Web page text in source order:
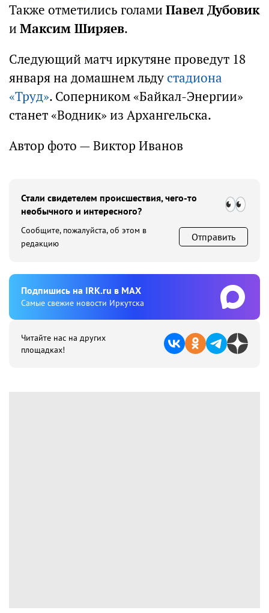
Также отметились голами Павел Дубовик
и Максим Ширяев.
Следующий матч иркутяне проведут 18
января на домашнем льдустадиона
«Труд». Соперником «Байкал-Энергии»
станет «Водник» из Архангельска.
Автор фото — Виктор Иванов
Стали свидетелем происшествия, чего-то
необычного и интересного?
Сообщите, пожалуйста, об этом в
редакцию
Отправить
Подпишиcь на IRK.ru в MAX
Cамые свежие новости Иркутска
Читайте нас на других
площадках!